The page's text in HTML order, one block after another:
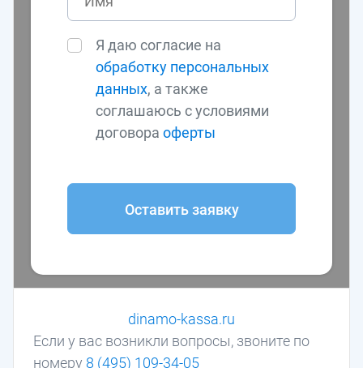
Я даю согласие на
обработку персональных
данных, а также
соглашаюсь с условиями
договораоферты
Оставить заявку
Если у вас возникли вопросы, звоните по
номеру 8 (495) 109-34-05
dinamo-kassa.ru